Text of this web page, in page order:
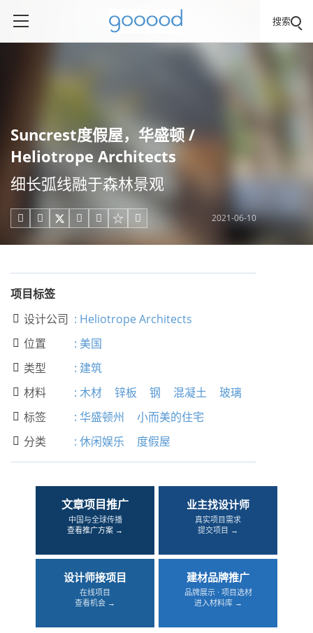
搜索
Suncrest度假屋，华盛顿 /
Heliotrope Architects
细长弧线融于森林景观
     2021-06-10
项目标签
 设计公司 : Heliotrope Architects
 位置 : 美国
 类型 : 建筑
 材料 : 木材 锌板 钢 混凝土 玻璃
 标签 : 华盛顿州 小而美的住宅
 分类 : 休闲娱乐 度假屋
文章项目推广
中国与全球传播
查看推广方案 →
业主找设计师
真实项目需求
提交项目 →
设计师接项目
在线项目
查看机会 →
建材品牌推广
品牌展示 · 项目选材
进入材料库 →